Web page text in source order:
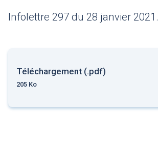
Infolettre 297 du 28 janvier 2021.
Téléchargement (.pdf)
205 Ko